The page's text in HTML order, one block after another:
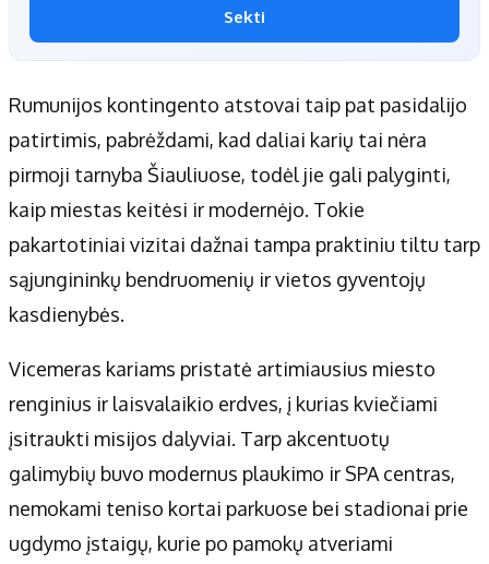
Sekti
Rumunijos kontingento atstovai taip pat pasidalijo
patirtimis, pabrėždami, kad daliai karių tai nėra
pirmoji tarnyba Šiauliuose, todėl jie gali palyginti,
kaip miestas keitėsi ir modernėjo. Tokie
pakartotiniai vizitai dažnai tampa praktiniu tiltu tarp
sąjungininkų bendruomenių ir vietos gyventojų
kasdienybės.
Vicemeras kariams pristatė artimiausius miesto
renginius ir laisvalaikio erdves, į kurias kviečiami
įsitraukti misijos dalyviai. Tarp akcentuotų
galimybių buvo modernus plaukimo ir SPA centras,
nemokami teniso kortai parkuose bei stadionai prie
ugdymo įstaigų, kurie po pamokų atveriami